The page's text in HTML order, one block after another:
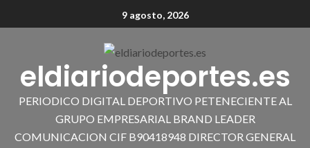
9 agosto, 2026
eldiariodeportes.es
PERIODICO DIGITAL DEPORTIVO PETENECIENTE AL
GRUPO EMPRESARIAL BRAND LEADER
COMUNICACION CIF B90418948 DIRECTOR GENERAL